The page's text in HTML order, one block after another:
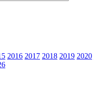
2016 2017 2018 2019 2020